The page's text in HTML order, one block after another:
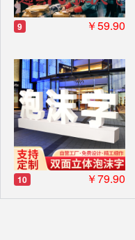
9 ￥59.90
10 ￥79.90